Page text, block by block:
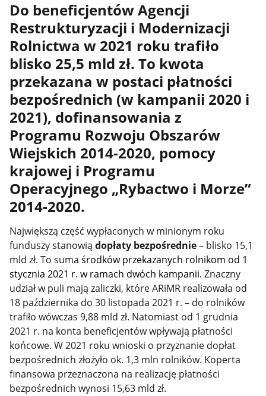
Do beneficjentów Agencji
Restrukturyzacji i Modernizacji
Rolnictwa w 2021 roku trafiło
blisko 25,5 mld zł. To kwota
przekazana w postaci płatności
bezpośrednich (w kampanii 2020 i
2021), dofinansowania z
Programu Rozwoju Obszarów
Wiejskich 2014-2020, pomocy
krajowej i Programu
Operacyjnego „Rybactwo i Morze”
2014-2020.
Największą część wypłaconych w minionym roku
funduszy stanowią dopłaty bezpośrednie– blisko 15,1
mld zł. To sumaśrodków przekazanych rolnikom od 1
stycznia 2021 r. w ramach dwóch kampanii.Znaczny
udział w puli mają zaliczki, które ARiMR realizowała od
18 października do 30 listopada 2021 r. – do rolników
trafiło wówczas 9,88 mld zł. Natomiast od 1 grudnia
2021 r. na konta beneficjentów wpływają płatności
końcowe. W 2021 roku wnioski o przyznanie dopłat
bezpośrednich złożyło ok. 1,3 mln rolników. Koperta
finansowa przeznaczona na realizację płatności
bezpośrednich wynosi 15,63 mld zł.